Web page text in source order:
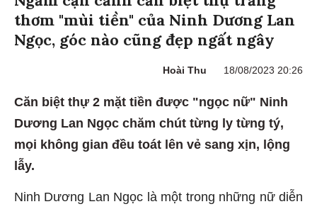
thơm "mùi tiền" của Ninh Dương Lan
Ngọc, góc nào cũng đẹp ngất ngây
Hoài Thu 18/08/2023 20:26
Căn biệt thự 2 mặt tiền được "ngọc nữ" Ninh
Dương Lan Ngọc chăm chút từng ly từng tý,
mọi không gian đều toát lên vẻ sang xịn, lộng
lẫy.
Ninh Dương Lan Ngọc là một trong những nữ diễn